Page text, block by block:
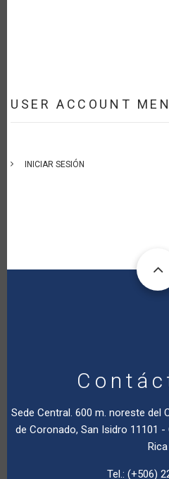
USER ACCOUNT
INICIAR SESIÓN
Sede Central. 600 m. noreste del
de Coronado, San Isidro 11101
Rica
Tel.: (+506)